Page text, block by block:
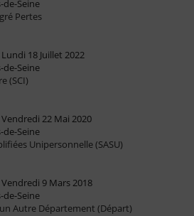
Seine
Pertes
18 Juillet 2022
Seine
(SCI)
22 Mai 2020
Seine
Unipersonnelle (SASU)
9 Mars 2018
Seine
Autre Département (Départ)